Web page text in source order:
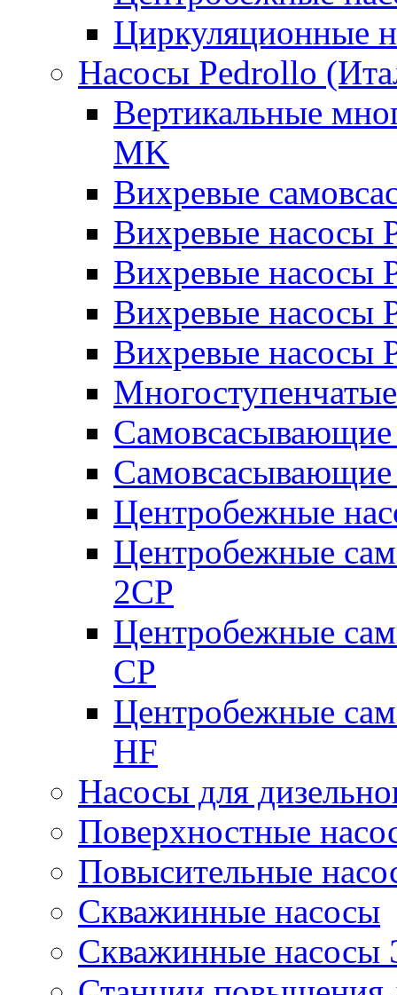
Циркуляционные
Насосы Pedrollo
Вертикальные
MK
Вихревые
Вихревые насосы
Вихревые насосы
Вихревые насосы
Вихревые насосы
Самовсасывающие
Центробежные
Центробежные
2CP
Центробежные
CP
Центробежные
HF
Насосы для
Поверхностные
Повысительные
Скважинные насосы
Скважинные